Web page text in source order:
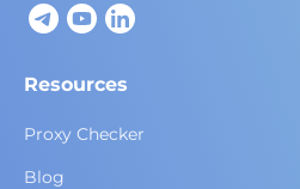
Resources
Proxy Checker
Blog